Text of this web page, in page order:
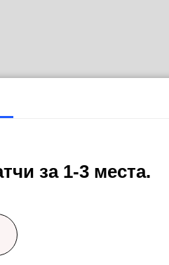
за 1-3 места.